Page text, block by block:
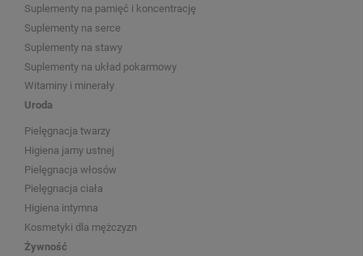
Suplementy na pamięć i koncentrację
Suplementy na serce
Suplementy na stawy
Suplementy na układ pokarmowy
Witaminy i minerały
Uroda
Pielęgnacja twarzy
Higiena jamy ustnej
Pielęgnacja włosów
Pielęgnacja ciała
Higiena intymna
Kosmetyki dla mężczyzn
Żywność